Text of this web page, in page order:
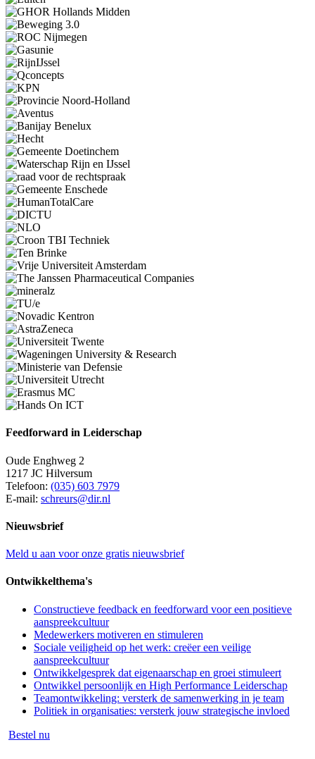
Feedforward in Leiderschap
Oude Enghweg 2
1217 JC Hilversum
Telefoon: (035) 603 7979
E-mail: schreurs@dir.nl
Nieuwsbrief
Meld u aan voor onze gratis nieuwsbrief
Ontwikkelthema's
Constructieve feedback en feedforward voor een positieve
aanspreekcultuur
Medewerkers motiveren en stimuleren
Sociale veiligheid op het werk: creëer een veilige
aanspreekcultuur
Ontwikkelgesprek dat eigenaarschap en groei stimuleert
Ontwikkel persoonlijk en High Performance Leiderschap
Teamontwikkeling: versterk de samenwerking in je team
Politiek in organisaties: versterk jouw strategische invloed
Bestel nu